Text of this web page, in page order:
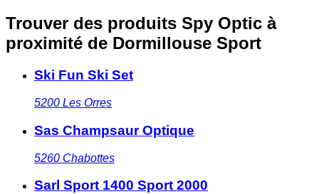
Trouver des produits Spy Optic à
proximité de Dormillouse Sport
Ski Fun Ski Set
5200 Les Orres
Sas Champsaur Optique
5260 Chabottes
Sarl Sport 1400 Sport 2000